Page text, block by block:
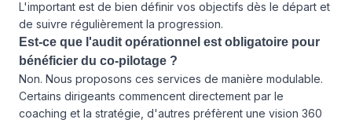
L'important est de bien définir vos objectifs dès le départ et
de suivre régulièrement la progression.
Est-ce que l'audit opérationnel est obligatoire pour
bénéficier du co-pilotage ?
Non. Nous proposons ces services de manière modulable.
Certains dirigeants commencent directement par le
coaching et la stratégie, d'autres préfèrent une vision 360